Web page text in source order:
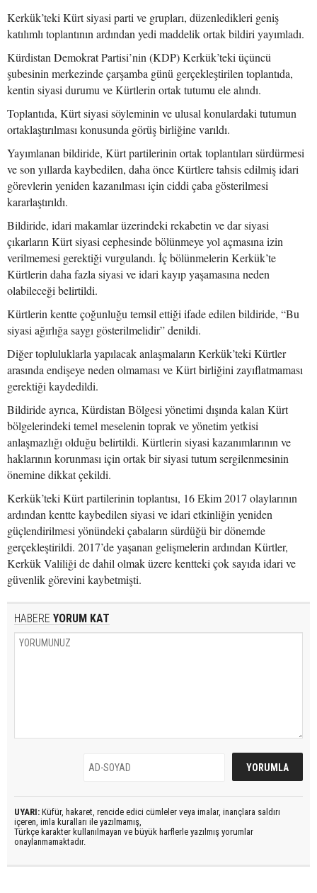
Kerkük’teki Kürt siyasi parti ve grupları, düzenledikleri geniş
katılımlı toplantının ardından yedi maddelik ortak bildiri yayımladı.
Kürdistan Demokrat Partisi’nin (KDP) Kerkük’teki üçüncü
şubesinin merkezinde çarşamba günü gerçekleştirilen toplantıda,
kentin siyasi durumu ve Kürtlerin ortak tutumu ele alındı.
Toplantıda, Kürt siyasi söyleminin ve ulusal konulardaki tutumun
ortaklaştırılması konusunda görüş birliğine varıldı.
Yayımlanan bildiride, Kürt partilerinin ortak toplantıları sürdürmesi
ve son yıllarda kaybedilen, daha önce Kürtlere tahsis edilmiş idari
görevlerin yeniden kazanılması için ciddi çaba gösterilmesi
kararlaştırıldı.
Bildiride, idari makamlar üzerindeki rekabetin ve dar siyasi
çıkarların Kürt siyasi cephesinde bölünmeye yol açmasına izin
verilmemesi gerektiği vurgulandı. İç bölünmelerin Kerkük’te
Kürtlerin daha fazla siyasi ve idari kayıp yaşamasına neden
olabileceği belirtildi.
Kürtlerin kentte çoğunluğu temsil ettiği ifade edilen bildiride, “Bu
siyasi ağırlığa saygı gösterilmelidir” denildi.
Diğer topluluklarla yapılacak anlaşmaların Kerkük’teki Kürtler
arasında endişeye neden olmaması ve Kürt birliğini zayıflatmaması
gerektiği kaydedildi.
Bildiride ayrıca, Kürdistan Bölgesi yönetimi dışında kalan Kürt
bölgelerindeki temel meselenin toprak ve yönetim yetkisi
anlaşmazlığı olduğu belirtildi. Kürtlerin siyasi kazanımlarının ve
haklarının korunması için ortak bir siyasi tutum sergilenmesinin
önemine dikkat çekildi.
Kerkük’teki Kürt partilerinin toplantısı, 16 Ekim 2017 olaylarının
ardından kentte kaybedilen siyasi ve idari etkinliğin yeniden
güçlendirilmesi yönündeki çabaların sürdüğü bir dönemde
gerçekleştirildi. 2017’de yaşanan gelişmelerin ardından Kürtler,
Kerkük Valiliği de dahil olmak üzere kentteki çok sayıda idari ve
güvenlik görevini kaybetmişti.
HABERE YORUM KAT
UYARI: Küfür, hakaret, rencide edici cümleler veya imalar, inançlara saldırı
içeren, imla kuralları ile yazılmamış,
Türkçe karakter kullanılmayan ve büyük harflerle yazılmış yorumlar
onaylanmamaktadır.